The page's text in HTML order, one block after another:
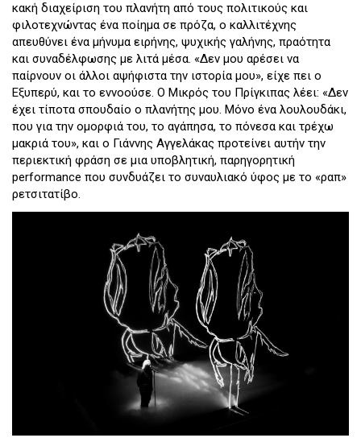
κακή διαχείριση του πλανήτη από τους πολιτικούς και
φιλοτεχνώντας ένα ποίημα σε πρόζα, ο καλλιτέχνης
απευθύνει ένα μήνυμα ειρήνης, ψυχικής γαλήνης, πραότητα
και συναδέλφωσης με λιτά μέσα. «Δεν μου αρέσει να
παίρνουν οι άλλοι αψήφιστα την ιστορία μου», είχε πει ο
Εξυπερύ, και το εννοούσε. Ο Μικρός του Πρίγκιπας λέει: «Δεν
έχει τίποτα σπουδαίο ο πλανήτης μου. Μόνο ένα λουλουδάκι,
που για την ομορφιά του, το αγάπησα, το πόνεσα και τρέχω
μακριά του», και ο Γιάννης Αγγελάκας προτείνει αυτήν την
περιεκτική φράση σε μια υποβλητική, παρηγορητική
performance που συνδυάζει το συναυλιακό ύφος με το «ραπ»
ρετσιτατίβο.